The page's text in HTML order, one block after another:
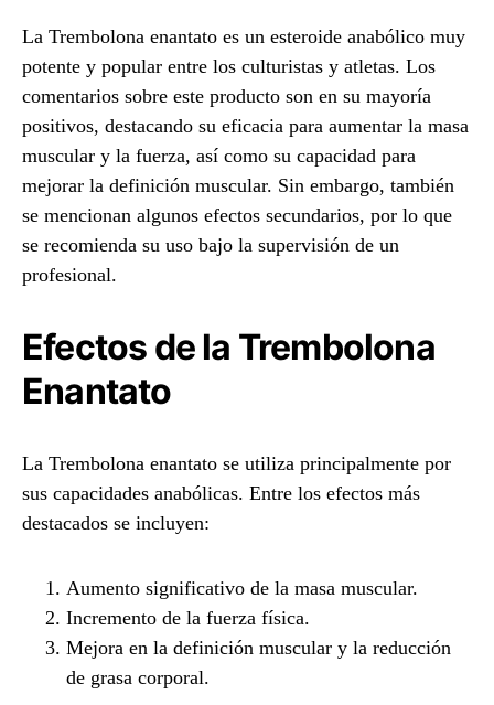
La Trembolona enantato es un esteroide anabólico muy
potente y popular entre los culturistas y atletas. Los
comentarios sobre este producto son en su mayoría
positivos, destacando su eficacia para aumentar la masa
muscular y la fuerza, así como su capacidad para
mejorar la definición muscular. Sin embargo, también
se mencionan algunos efectos secundarios, por lo que
se recomienda su uso bajo la supervisión de un
profesional.
Efectos de la Trembolona
Enantato
La Trembolona enantato se utiliza principalmente por
sus capacidades anabólicas. Entre los efectos más
destacados se incluyen:
Aumento significativo de la masa muscular.
Incremento de la fuerza física.
Mejora en la definición muscular y la reducción
de grasa corporal.